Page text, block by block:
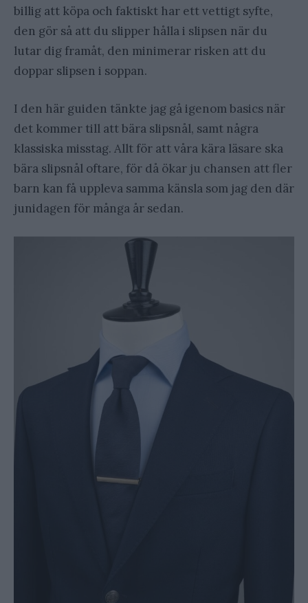
billig att köpa och faktiskt har ett vettigt syfte,
den gör så att du slipper hålla i slipsen när du
lutar dig framåt, den minimerar risken att du
doppar slipsen i soppan.
I den här guiden tänkte jag gå igenom basics när
det kommer till att bära slipsnål, samt några
klassiska misstag. Allt för att våra kära läsare ska
bära slipsnål oftare, för då ökar ju chansen att fler
barn kan få uppleva samma känsla som jag den där
junidagen för många år sedan.